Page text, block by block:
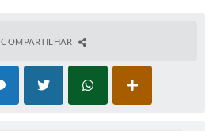
COMPARTILHAR